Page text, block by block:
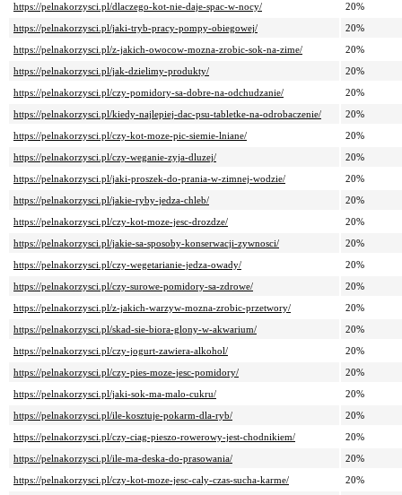
https://pelnakorzysci.pl/dlaczego-kot-nie-daje-spac-w-nocy/
20%
https://pelnakorzysci.pl/jaki-tryb-pracy-pompy-obiegowej/
20%
https://pelnakorzysci.pl/z-jakich-owocow-mozna-zrobic-sok-na-zime/
20%
https://pelnakorzysci.pl/jak-dzielimy-produkty/
20%
https://pelnakorzysci.pl/czy-pomidory-sa-dobre-na-odchudzanie/
20%
https://pelnakorzysci.pl/kiedy-najlepiej-dac-psu-tabletke-na-odrobaczenie/
20%
https://pelnakorzysci.pl/czy-kot-moze-pic-siemie-lniane/
20%
https://pelnakorzysci.pl/czy-weganie-zyja-dluzej/
20%
https://pelnakorzysci.pl/jaki-proszek-do-prania-w-zimnej-wodzie/
20%
https://pelnakorzysci.pl/jakie-ryby-jedza-chleb/
20%
https://pelnakorzysci.pl/czy-kot-moze-jesc-drozdze/
20%
https://pelnakorzysci.pl/jakie-sa-sposoby-konserwacji-zywnosci/
20%
https://pelnakorzysci.pl/czy-wegetarianie-jedza-owady/
20%
https://pelnakorzysci.pl/czy-surowe-pomidory-sa-zdrowe/
20%
https://pelnakorzysci.pl/z-jakich-warzyw-mozna-zrobic-przetwory/
20%
https://pelnakorzysci.pl/skad-sie-biora-glony-w-akwarium/
20%
https://pelnakorzysci.pl/czy-jogurt-zawiera-alkohol/
20%
https://pelnakorzysci.pl/czy-pies-moze-jesc-pomidory/
20%
https://pelnakorzysci.pl/jaki-sok-ma-malo-cukru/
20%
https://pelnakorzysci.pl/ile-kosztuje-pokarm-dla-ryb/
20%
https://pelnakorzysci.pl/czy-ciag-pieszo-rowerowy-jest-chodnikiem/
20%
https://pelnakorzysci.pl/ile-ma-deska-do-prasowania/
20%
https://pelnakorzysci.pl/czy-kot-moze-jesc-caly-czas-sucha-karme/
20%